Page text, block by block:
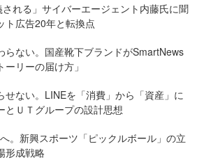
される」サイバーエージェント内藤氏に聞
ト広告20年と転換点
らない。国産靴下ブランドがSmartNews
リーの届け方」
せない。LINEを「消費」から「資産」に
とＵＴグループの設計思想
へ。新興スポーツ「ピックルボール」の立
形成戦略